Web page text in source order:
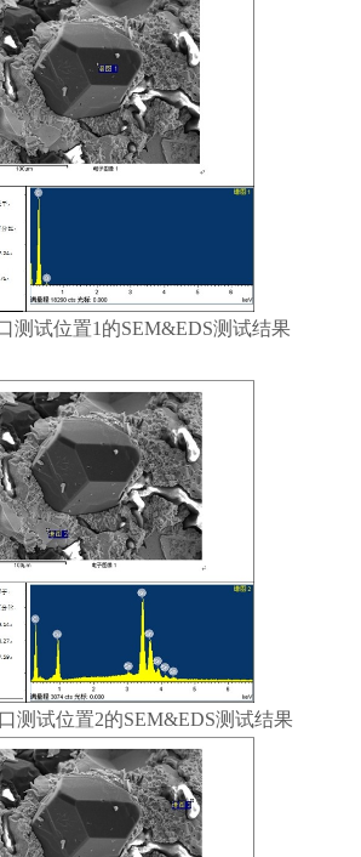
测试位置1的SEM&EDS测试结果
测试位置2的SEM&EDS测试结果